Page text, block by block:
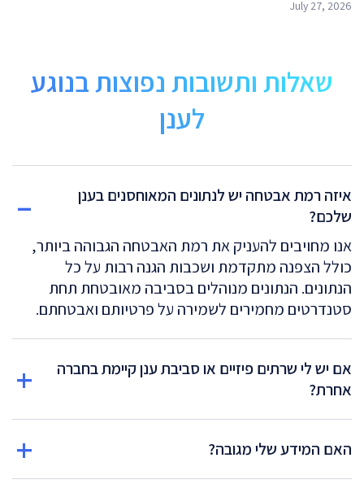
July 27, 2026
שאלות ותשובות נפוצות בנוגע
לענן
איזה רמת אבטחה יש לנתונים המאוחסנים בענן
שלכם?
אנו מחויבים להעניק את רמת האבטחה הגבוהה ביותר,
כולל הצפנה מתקדמת ושכבות הגנה רבות על כל
הנתונים. הנתונים מנוהלים בסביבה מאובטחת תחת
סטנדרטים מחמירים לשמירה על פרטיותם ואבטחתם.
אם יש לי שרתים פיזיים או סביבת ענן קיימת בחברה
אחרת?
האם המידע שלי מגובה?